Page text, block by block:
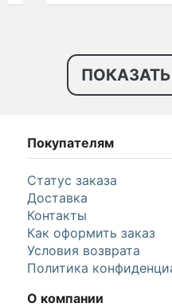
Покупателям
Статус заказа
Доставка
Контакты
Как оформить заказ
Условия возврата
Политика
О компании